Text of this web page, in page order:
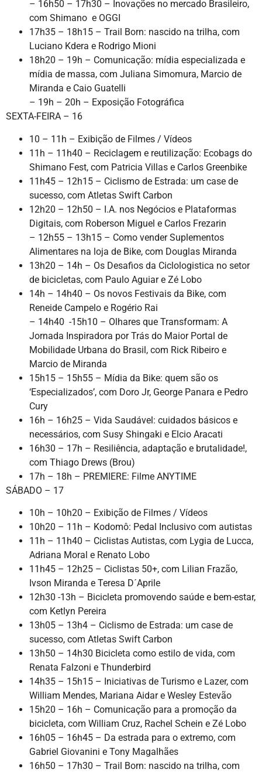
– 16h50 – 17h30 – Inovações no mercado Brasileiro,
com Shimano e OGGI
17h35 – 18h15 – Trail Born: nascido na trilha, com
Luciano Kdera e Rodrigo Mioni
18h20 – 19h – Comunicação: mídia especializada e
mídia de massa, com Juliana Simomura, Marcio de
Miranda e Caio Guatelli
– 19h – 20h – Exposição Fotográfica
SEXTA-FEIRA – 16
10 – 11h – Exibição de Filmes / Vídeos
11h – 11h40 – Reciclagem e reutilização: Ecobags do
Shimano Fest, com Patricia Villas e Carlos Greenbike
11h45 – 12h15 – Ciclismo de Estrada: um case de
sucesso, com Atletas Swift Carbon
12h20 – 12h50 – I.A. nos Negócios e Plataformas
Digitais, com Roberson Miguel e Carlos Frezarin
– 12h55 – 13h15 – Como vender Suplementos
Alimentares na loja de Bike, com Douglas Miranda
13h20 – 14h – Os Desafios da Ciclologistica no setor
de bicicletas, com Paulo Aguiar e Zé Lobo
14h – 14h40 – Os novos Festivais da Bike, com
Reneide Campelo e Rogério Rai
– 14h40 -15h10 – Olhares que Transformam: A
Jornada Inspiradora por Trás do Maior Portal de
Mobilidade Urbana do Brasil, com Rick Ribeiro e
Marcio de Miranda
15h15 – 15h55 – Mídia da Bike: quem são os
‘Especializados’, com Doro Jr, George Panara e Pedro
Cury
16h – 16h25 – Vida Saudável: cuidados básicos e
necessários, com Susy Shingaki e Elcio Aracati
16h30 – 17h – Resiliência, adaptação e brutalidade!,
com Thiago Drews (Brou)
17h – 18h – PREMIERE: Filme ANYTIME
SÁBADO – 17
10h – 10h20 – Exibição de Filmes / Vídeos
10h20 – 11h – Kodomô: Pedal Inclusivo com autistas
11h – 11h40 – Ciclistas Autistas, com Lygia de Lucca,
Adriana Moral e Renato Lobo
11h45 – 12h25 – Ciclistas 50+, com Lilian Frazão,
Ivson Miranda e Teresa D´Aprile
12h30 -13h – Bicicleta promovendo saúde e bem-estar,
com Ketlyn Pereira
13h05 – 13h4 – Ciclismo de Estrada: um case de
sucesso, com Atletas Swift Carbon
13h50 – 14h30 Bicicleta como estilo de vida, com
Renata Falzoni e Thunderbird
14h35 – 15h15 – Iniciativas de Turismo e Lazer, com
William Mendes, Mariana Aidar e Wesley Estevão
15h20 – 16h – Comunicação para a promoção da
bicicleta, com William Cruz, Rachel Schein e Zé Lobo
16h05 – 16h45 – Da estrada para o extremo, com
Gabriel Giovanini e Tony Magalhães
16h50 – 17h30 – Trail Born: nascido na trilha, com